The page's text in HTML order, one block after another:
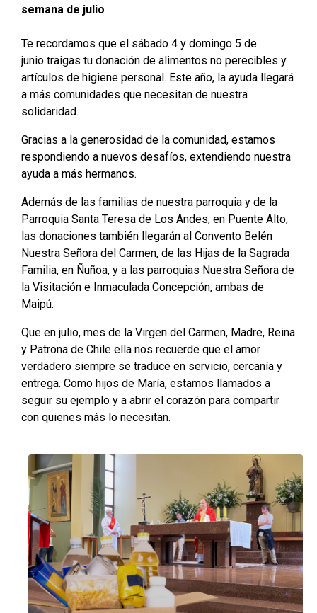
semana de julio
Te recordamos que el sábado 4 y domingo 5 de
junio traigas tu donación de alimentos no perecibles y
artículos de higiene personal. Este año, la ayuda llegará
a más comunidades que necesitan de nuestra
solidaridad.
Gracias a la generosidad de la comunidad, estamos
respondiendo a nuevos desafíos, extendiendo nuestra
ayuda a más hermanos.
Además de las familias de nuestra parroquia y de la
Parroquia Santa Teresa de Los Andes, en Puente Alto,
las donaciones también llegarán al Convento Belén
Nuestra Señora del Carmen, de las Hijas de la Sagrada
Familia, en Ñuñoa, y a las parroquias Nuestra Señora de
la Visitación e Inmaculada Concepción, ambas de
Maipú.
Que en julio, mes de la Virgen del Carmen, Madre, Reina
y Patrona de Chile ella nos recuerde que el amor
verdadero siempre se traduce en servicio, cercanía y
entrega. Como hijos de María, estamos llamados a
seguir su ejemplo y a abrir el corazón para compartir
con quienes más lo necesitan.